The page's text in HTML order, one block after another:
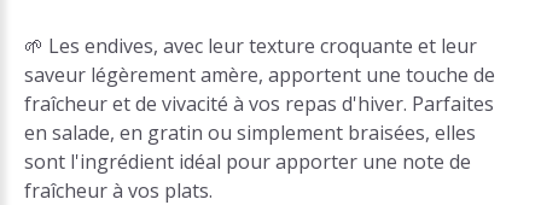
🌱 Les endives, avec leur texture croquante et leur
saveur légèrement amère, apportent une touche de
fraîcheur et de vivacité à vos repas d'hiver. Parfaites
en salade, en gratin ou simplement braisées, elles
sont l'ingrédient idéal pour apporter une note de
fraîcheur à vos plats.